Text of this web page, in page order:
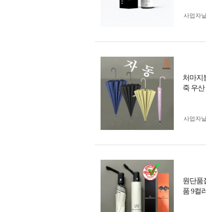
사업자
처마지
죽 우산
사업자
원단품
품 9컬